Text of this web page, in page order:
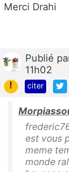
Merci Drahi
Publié
11h02
!
citer
est vous
meme
monde